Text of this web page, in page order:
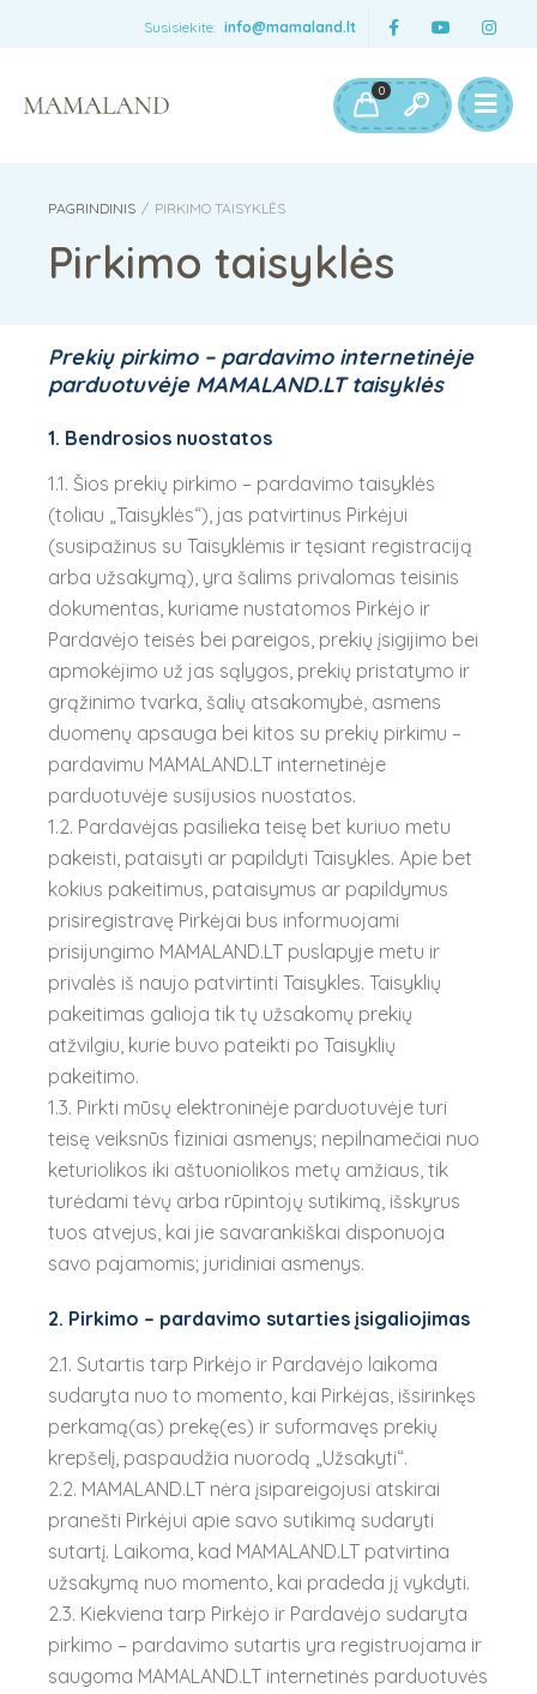
Susisiekite: info@mamaland.lt
0
PAGRINDINIS / PIRKIMO TAISYKLĖS
Pirkimo taisyklės
Prekių pirkimo – pardavimo internetinėje
parduotuvėje MAMALAND.LT taisyklės
1. Bendrosios nuostatos
1.1. Šios prekių pirkimo – pardavimo taisyklės
(toliau „Taisyklės“), jas patvirtinus Pirkėjui
(susipažinus su Taisyklėmis ir tęsiant registraciją
arba užsakymą), yra šalims privalomas teisinis
dokumentas, kuriame nustatomos Pirkėjo ir
Pardavėjo teisės bei pareigos, prekių įsigijimo bei
apmokėjimo už jas sąlygos, prekių pristatymo ir
grąžinimo tvarka, šalių atsakomybė, asmens
duomenų apsauga bei kitos su prekių pirkimu –
pardavimu MAMALAND.LT internetinėje
parduotuvėje susijusios nuostatos.
1.2. Pardavėjas pasilieka teisę bet kuriuo metu
pakeisti, pataisyti ar papildyti Taisykles. Apie bet
kokius pakeitimus, pataisymus ar papildymus
prisiregistravę Pirkėjai bus informuojami
prisijungimo MAMALAND.LT puslapyje metu ir
privalės iš naujo patvirtinti Taisykles. Taisyklių
pakeitimas galioja tik tų užsakomų prekių
atžvilgiu, kurie buvo pateikti po Taisyklių
pakeitimo.
1.3. Pirkti mūsų elektroninėje parduotuvėje turi
teisę veiksnūs fiziniai asmenys; nepilnamečiai nuo
keturiolikos iki aštuoniolikos metų amžiaus, tik
turėdami tėvų arba rūpintojų sutikimą, išskyrus
tuos atvejus, kai jie savarankiškai disponuoja
savo pajamomis; juridiniai asmenys.
2. Pirkimo – pardavimo sutarties įsigaliojimas
2.1. Sutartis tarp Pirkėjo ir Pardavėjo laikoma
sudaryta nuo to momento, kai Pirkėjas, išsirinkęs
perkamą(as) prekę(es) ir suformavęs prekių
krepšelį, paspaudžia nuorodą „Užsakyti“.
2.2. MAMALAND.LT nėra įsipareigojusi atskirai
pranešti Pirkėjui apie savo sutikimą sudaryti
sutartį. Laikoma, kad MAMALAND.LT patvirtina
užsakymą nuo momento, kai pradeda jį vykdyti.
2.3. Kiekviena tarp Pirkėjo ir Pardavėjo sudaryta
pirkimo – pardavimo sutartis yra registruojama ir
saugoma MAMALAND.LT internetinės parduotuvės